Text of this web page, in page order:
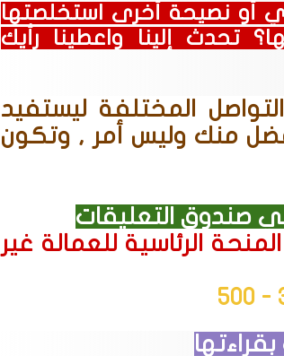
أو نصيحة أخرى استخلصتها
تحدث إلينا واعطينا رأيك
المختلفة ليستفيد
فضل منك وليس أمر , وتكون
التعليقات
الرئاسية للعمالة غير
3